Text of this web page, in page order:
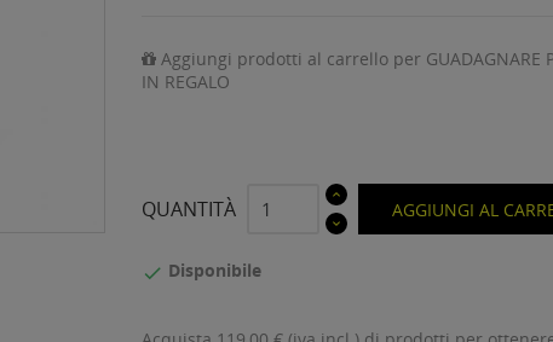
Aggiungi prodotti al carrello per GUADAGNARE
IN REGALO
QUANTITÀ AGGIUNGI AL
 Disponibile